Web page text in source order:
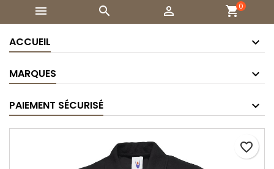
   shopping_cart0
ACCUEIL
MARQUES
PAIEMENT SÉCURISÉ
favorite_border